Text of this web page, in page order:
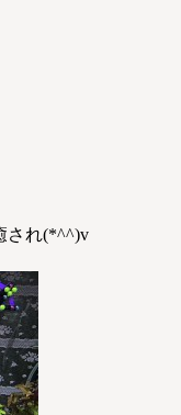
され(*^^)v